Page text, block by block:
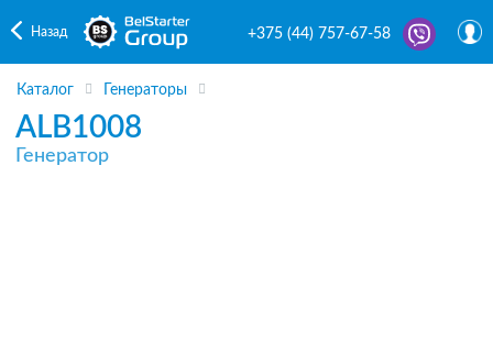
Назад +375 (44) 757-67-58
Каталог Генераторы
ALB1008
Генератор